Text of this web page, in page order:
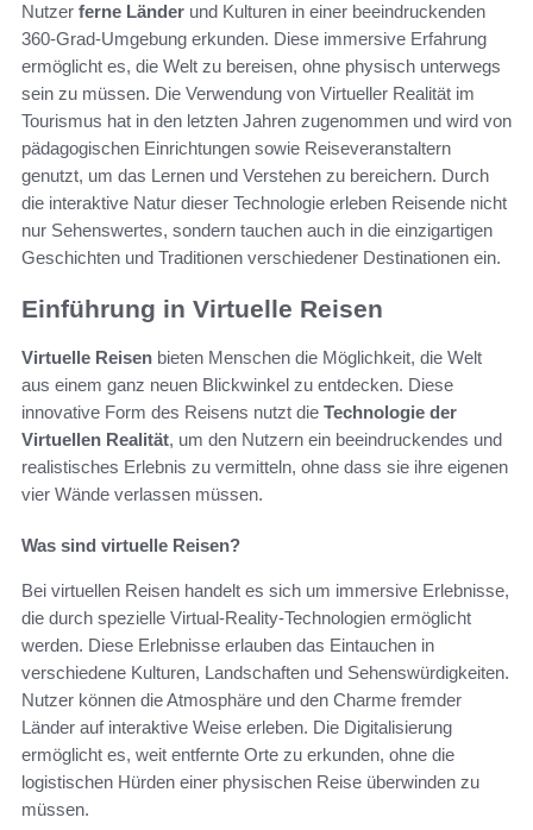
Nutzer ferne Länder und Kulturen in einer beeindruckenden
360-Grad-Umgebung erkunden. Diese immersive Erfahrung
ermöglicht es, die Welt zu bereisen, ohne physisch unterwegs
sein zu müssen. Die Verwendung von Virtueller Realität im
Tourismus hat in den letzten Jahren zugenommen und wird von
pädagogischen Einrichtungen sowie Reiseveranstaltern
genutzt, um das Lernen und Verstehen zu bereichern. Durch
die interaktive Natur dieser Technologie erleben Reisende nicht
nur Sehenswertes, sondern tauchen auch in die einzigartigen
Geschichten und Traditionen verschiedener Destinationen ein.
Einführung in Virtuelle Reisen
Virtuelle Reisen bieten Menschen die Möglichkeit, die Welt
aus einem ganz neuen Blickwinkel zu entdecken. Diese
innovative Form des Reisens nutzt die Technologie der
Virtuellen Realität, um den Nutzern ein beeindruckendes und
realistisches Erlebnis zu vermitteln, ohne dass sie ihre eigenen
vier Wände verlassen müssen.
Was sind virtuelle Reisen?
Bei virtuellen Reisen handelt es sich um immersive Erlebnisse,
die durch spezielle Virtual-Reality-Technologien ermöglicht
werden. Diese Erlebnisse erlauben das Eintauchen in
verschiedene Kulturen, Landschaften und Sehenswürdigkeiten.
Nutzer können die Atmosphäre und den Charme fremder
Länder auf interaktive Weise erleben. Die Digitalisierung
ermöglicht es, weit entfernte Orte zu erkunden, ohne die
logistischen Hürden einer physischen Reise überwinden zu
müssen.